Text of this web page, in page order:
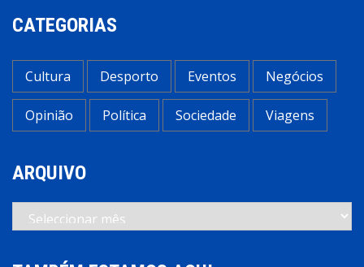
CATEGORIAS
Cultura Desporto Eventos Negócios
Opinião Política Sociedade Viagens
ARQUIVO
Arquivo